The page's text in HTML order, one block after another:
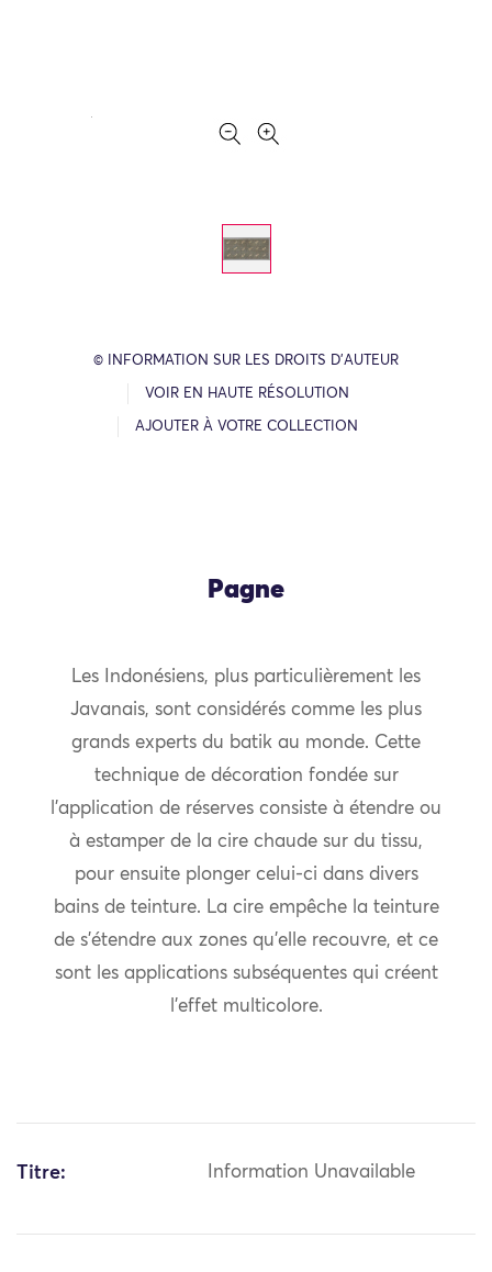
© INFORMATION SUR LES DROITS D’AUTEUR
VOIR EN HAUTE RÉSOLUTION
AJOUTER À VOTRE COLLECTION
Pagne
Les Indonésiens, plus particulièrement les
Javanais, sont considérés comme les plus
grands experts du batik au monde. Cette
technique de décoration fondée sur
l’application de réserves consiste à étendre ou
à estamper de la cire chaude sur du tissu,
pour ensuite plonger celui-ci dans divers
bains de teinture. La cire empêche la teinture
de s’étendre aux zones qu’elle recouvre, et ce
sont les applications subséquentes qui créent
l’effet multicolore.
Titre: Information Unavailable